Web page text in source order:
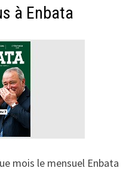
à Enbata
mois le mensuel Enbata